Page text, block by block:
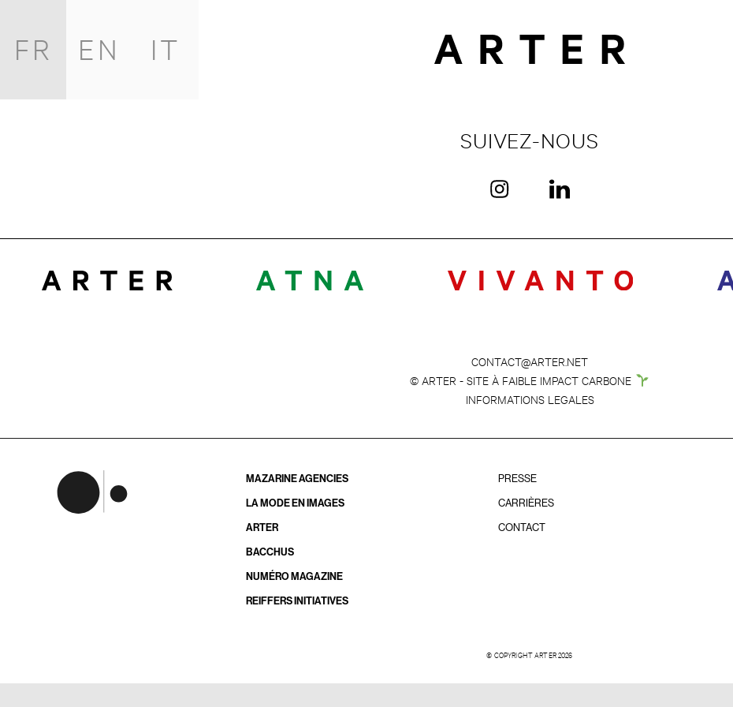
FR EN IT
SUIVEZ-NOUS
CONTACT@ARTER.NET
© ARTER - SITE À FAIBLE IMPACT CARBONE
INFORMATIONS LEGALES
MAZARINE AGENCIES
LA MODE EN IMAGES
ARTER
BACCHUS
NUMÉRO MAGAZINE
REIFFERS INITIATIVES
PRESSE
CARRIÈRES
CONTACT
© COPYRIGHT ARTER 2026